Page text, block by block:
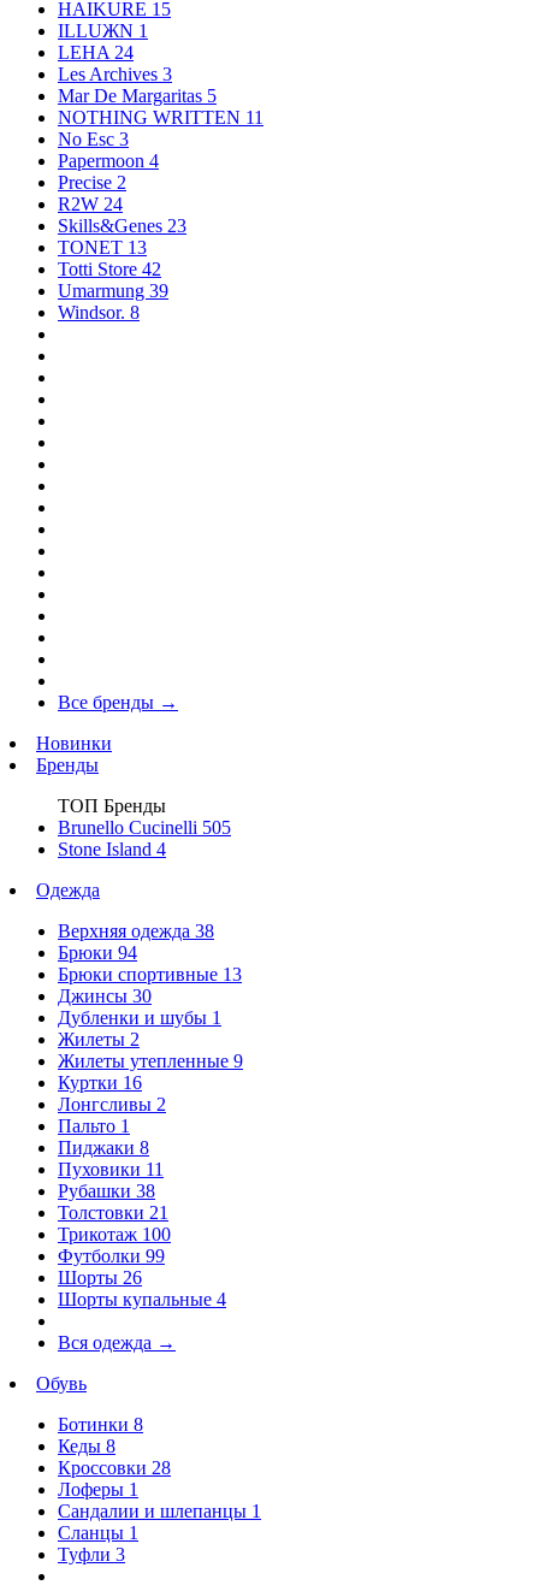
HAIKURE 15
ILLUЖN 1
LEHA 24
Les Archives 3
Mar De Margaritas 5
NOTHING WRITTEN 11
No Esc 3
Papermoon 4
Precise 2
R2W 24
Skills&Genes 23
TONET 13
Totti Store 42
Umarmung 39
Windsor. 8
Все бренды →
Новинки
Бренды
ТОП Бренды
Brunello Cucinelli 505
Stone Island 4
Одежда
Верхняя одежда 38
Брюки 94
Брюки спортивные 13
Джинсы 30
Дубленки и шубы 1
Жилеты 2
Жилеты утепленные 9
Куртки 16
Лонгсливы 2
Пальто 1
Пиджаки 8
Пуховики 11
Рубашки 38
Толстовки 21
Трикотаж 100
Футболки 99
Шорты 26
Шорты купальные 4
Вся одежда →
Обувь
Ботинки 8
Кеды 8
Кроссовки 28
Лоферы 1
Сандалии и шлепанцы 1
Сланцы 1
Туфли 3